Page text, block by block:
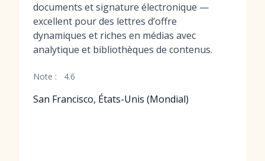
documents et signature électronique —
excellent pour des lettres d’offre
dynamiques et riches en médias avec
analytique et bibliothèques de contenus.
Note : 4.6
San Francisco, États-Unis (Mondial)